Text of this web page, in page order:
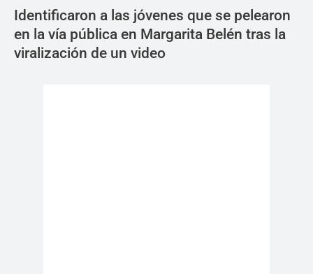
Identificaron a las jóvenes que se pelearon
en la vía pública en Margarita Belén tras la
viralización de un video